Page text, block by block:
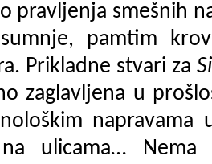
pravljenja smešnih
pamtim
Prikladne stvari za
zaglavljena u
napravama
ulicama…